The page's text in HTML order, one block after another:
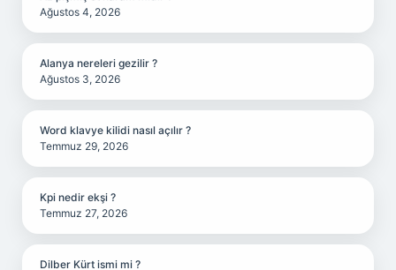
Ağustos 4, 2026
Alanya nereleri gezilir ?
Ağustos 3, 2026
Word klavye kilidi nasıl açılır ?
Temmuz 29, 2026
Kpi nedir ekşi ?
Temmuz 27, 2026
Dilber Kürt ismi mi ?